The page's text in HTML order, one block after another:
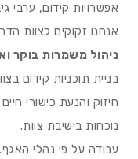
אפשרויות קידום, ערבי
אנחנו זקוקים לצוות
ניהול משמרות בוקר
בניית תוכניות קידום
חיזוק והנעת כישורי
נוכחות בישיבת צוות.
עבודה על פי נהלי האגף.